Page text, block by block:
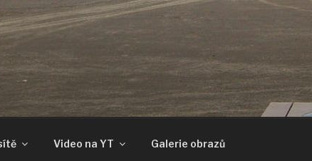
Video na YT Galerie obrazů